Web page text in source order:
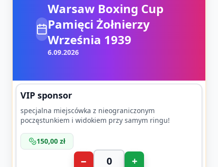
Warsaw Boxing Cup
Pamięci Żołnierzy
Września 1939
6.09.2026
VIP sponsor
specjalna miejscówka z nieograniczonym
poczęstunkiem i widokiem przy samym ringu!
150,00 zł
− +